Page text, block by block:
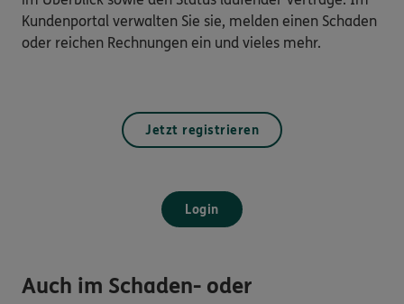
Kundenportal verwalten Sie sie, melden einen Schaden
oder reichen Rechnungen ein und vieles mehr.
Jetzt registrieren
Login
Auch im Schaden- oder